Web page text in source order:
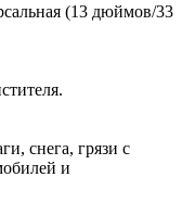
(13 дюймов/33
снега, грязи с
и